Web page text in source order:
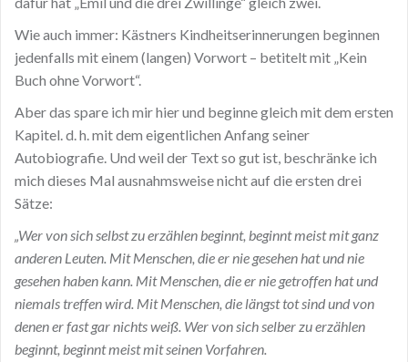
Wie auch immer: Kästners Kindheitserinnerungen beginnen
jedenfalls mit einem (langen) Vorwort – betitelt mit „Kein
Buch ohne Vorwort“.
Aber das spare ich mir hier und beginne gleich mit dem ersten
Kapitel. d. h. mit dem eigentlichen Anfang seiner
Autobiografie. Und weil der Text so gut ist, beschränke ich
mich dieses Mal ausnahmsweise nicht auf die ersten drei
Sätze:
„Wer von sich selbst zu erzählen beginnt, beginnt meist mit ganz
anderen Leuten. Mit Menschen, die er nie gesehen hat und nie
gesehen haben kann. Mit Menschen, die er nie getroffen hat und
niemals treffen wird. Mit Menschen, die längst tot sind und von
denen er fast gar nichts weiß. Wer von sich selber zu erzählen
beginnt, beginnt meist mit seinen Vorfahren.